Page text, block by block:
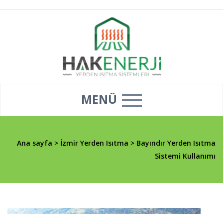
MENÜ
Ana sayfa > İzmir Yerden Isıtma > Bayındır Yerden Isıtma
Sistemi Kullanımı